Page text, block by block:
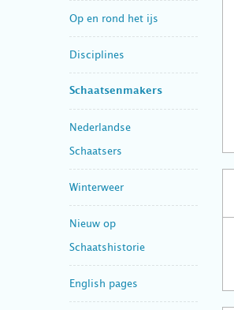
Op en rond het ijs
Disciplines
Schaatsenmakers
Nederlandse
Schaatsers
Winterweer
Nieuw op
Schaatshistorie
English pages